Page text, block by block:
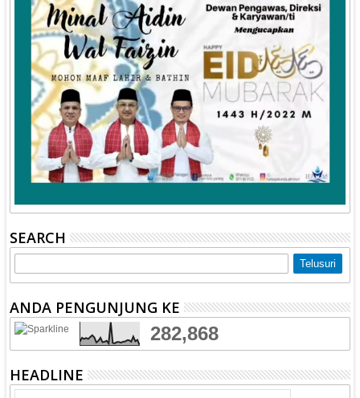
SEARCH
ANDA PENGUNJUNG KE
282,868
HEADLINE